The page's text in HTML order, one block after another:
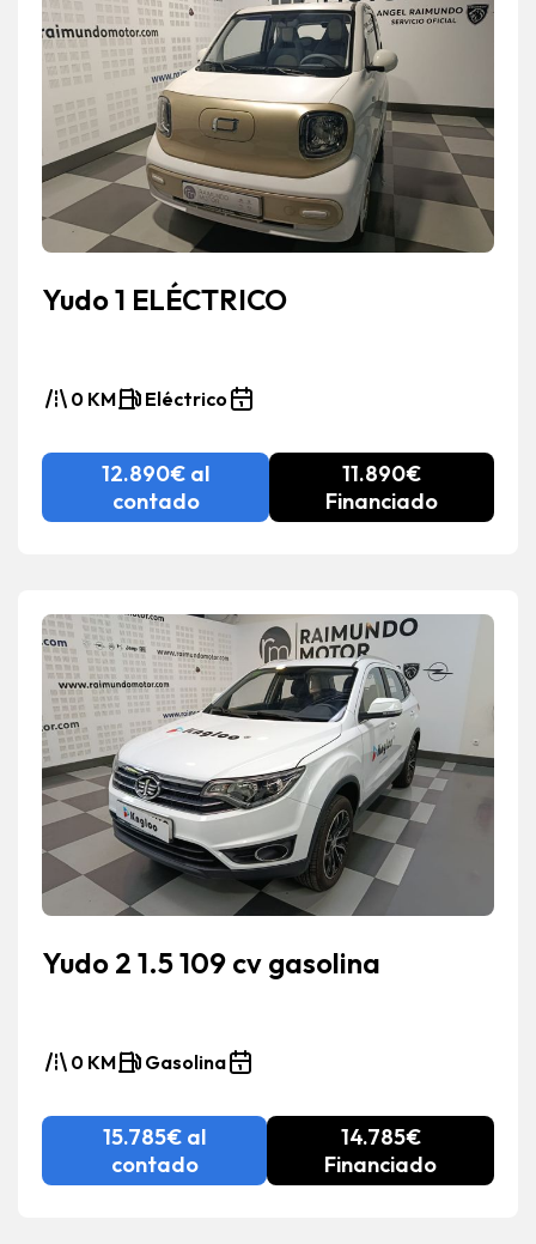
Yudo 1 ELÉCTRICO
0 KM Eléctrico
12.890€ al
contado
11.890€
Financiado
Yudo 2 1.5 109 cv gasolina
0 KM Gasolina
15.785€ al
contado
14.785€
Financiado